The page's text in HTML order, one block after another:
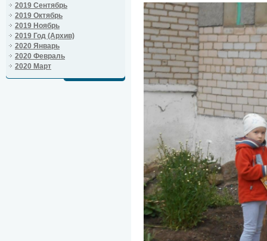
2019 Сентябрь
2019 Октябрь
2019 Ноябрь
2019 Год (Архив)
2020 Январь
2020 Февраль
2020 Март